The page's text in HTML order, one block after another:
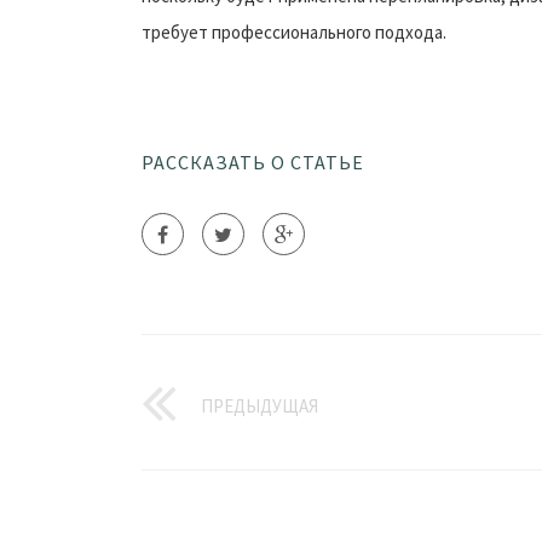
требует профессионального подхода.
РАССКАЗАТЬ О СТАТЬЕ
ПРЕДЫДУЩАЯ